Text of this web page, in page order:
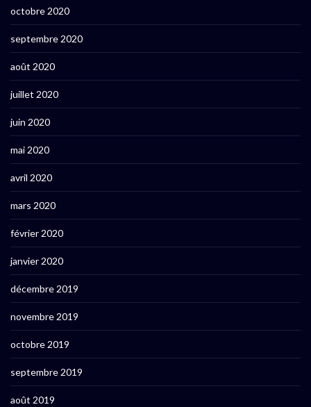
octobre 2020
septembre 2020
août 2020
juillet 2020
juin 2020
mai 2020
avril 2020
mars 2020
février 2020
janvier 2020
décembre 2019
novembre 2019
octobre 2019
septembre 2019
août 2019